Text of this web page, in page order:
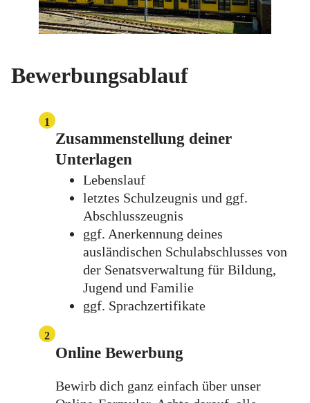
Bewerbungsablauf
1
Zusammenstellung deiner
Unterlagen
Lebenslauf
letztes Schulzeugnis und ggf.
Abschlusszeugnis
ggf. Anerkennung deines
ausländischen Schulabschlusses von
der Senatsverwaltung für Bildung,
Jugend und Familie
ggf. Sprachzertifikate
2
Online Bewerbung
Bewirb dich ganz einfach über unser